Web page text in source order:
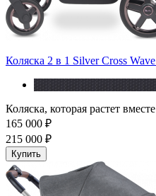
Коляска 2 в 1 Silver Cross
Коляска, которая растет
165 000 ₽
215 000 ₽
Купить